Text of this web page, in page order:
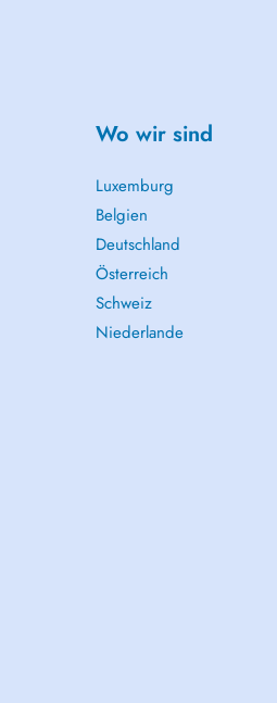
Wo wir sind
Luxemburg
Belgien
Deutschland
Österreich
Schweiz
Niederlande